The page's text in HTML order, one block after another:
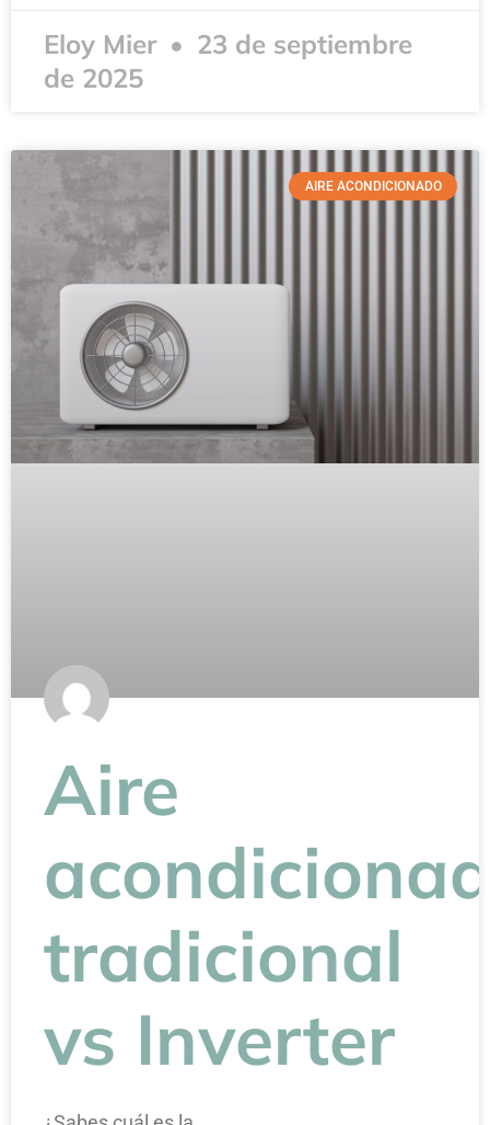
Eloy Mier
23 de septiembre
de 2025
AIRE ACONDICIONADO
Aire
tradicional
vs Inverter